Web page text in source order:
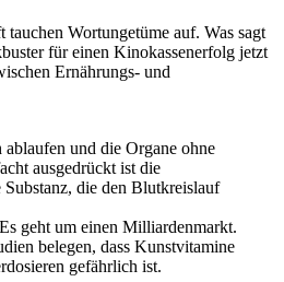
Wortungetüme auf. Was sagt
für einen Kinokassenerfolg jetzt
Ernährungs- und
und die Organe ohne
ausgedrückt ist die
die den Blutkreislauf
geht um einen Milliardenmarkt.
belegen, dass Kunstvitamine
gefährlich ist.